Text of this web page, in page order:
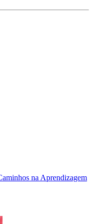
na Aprendizagem